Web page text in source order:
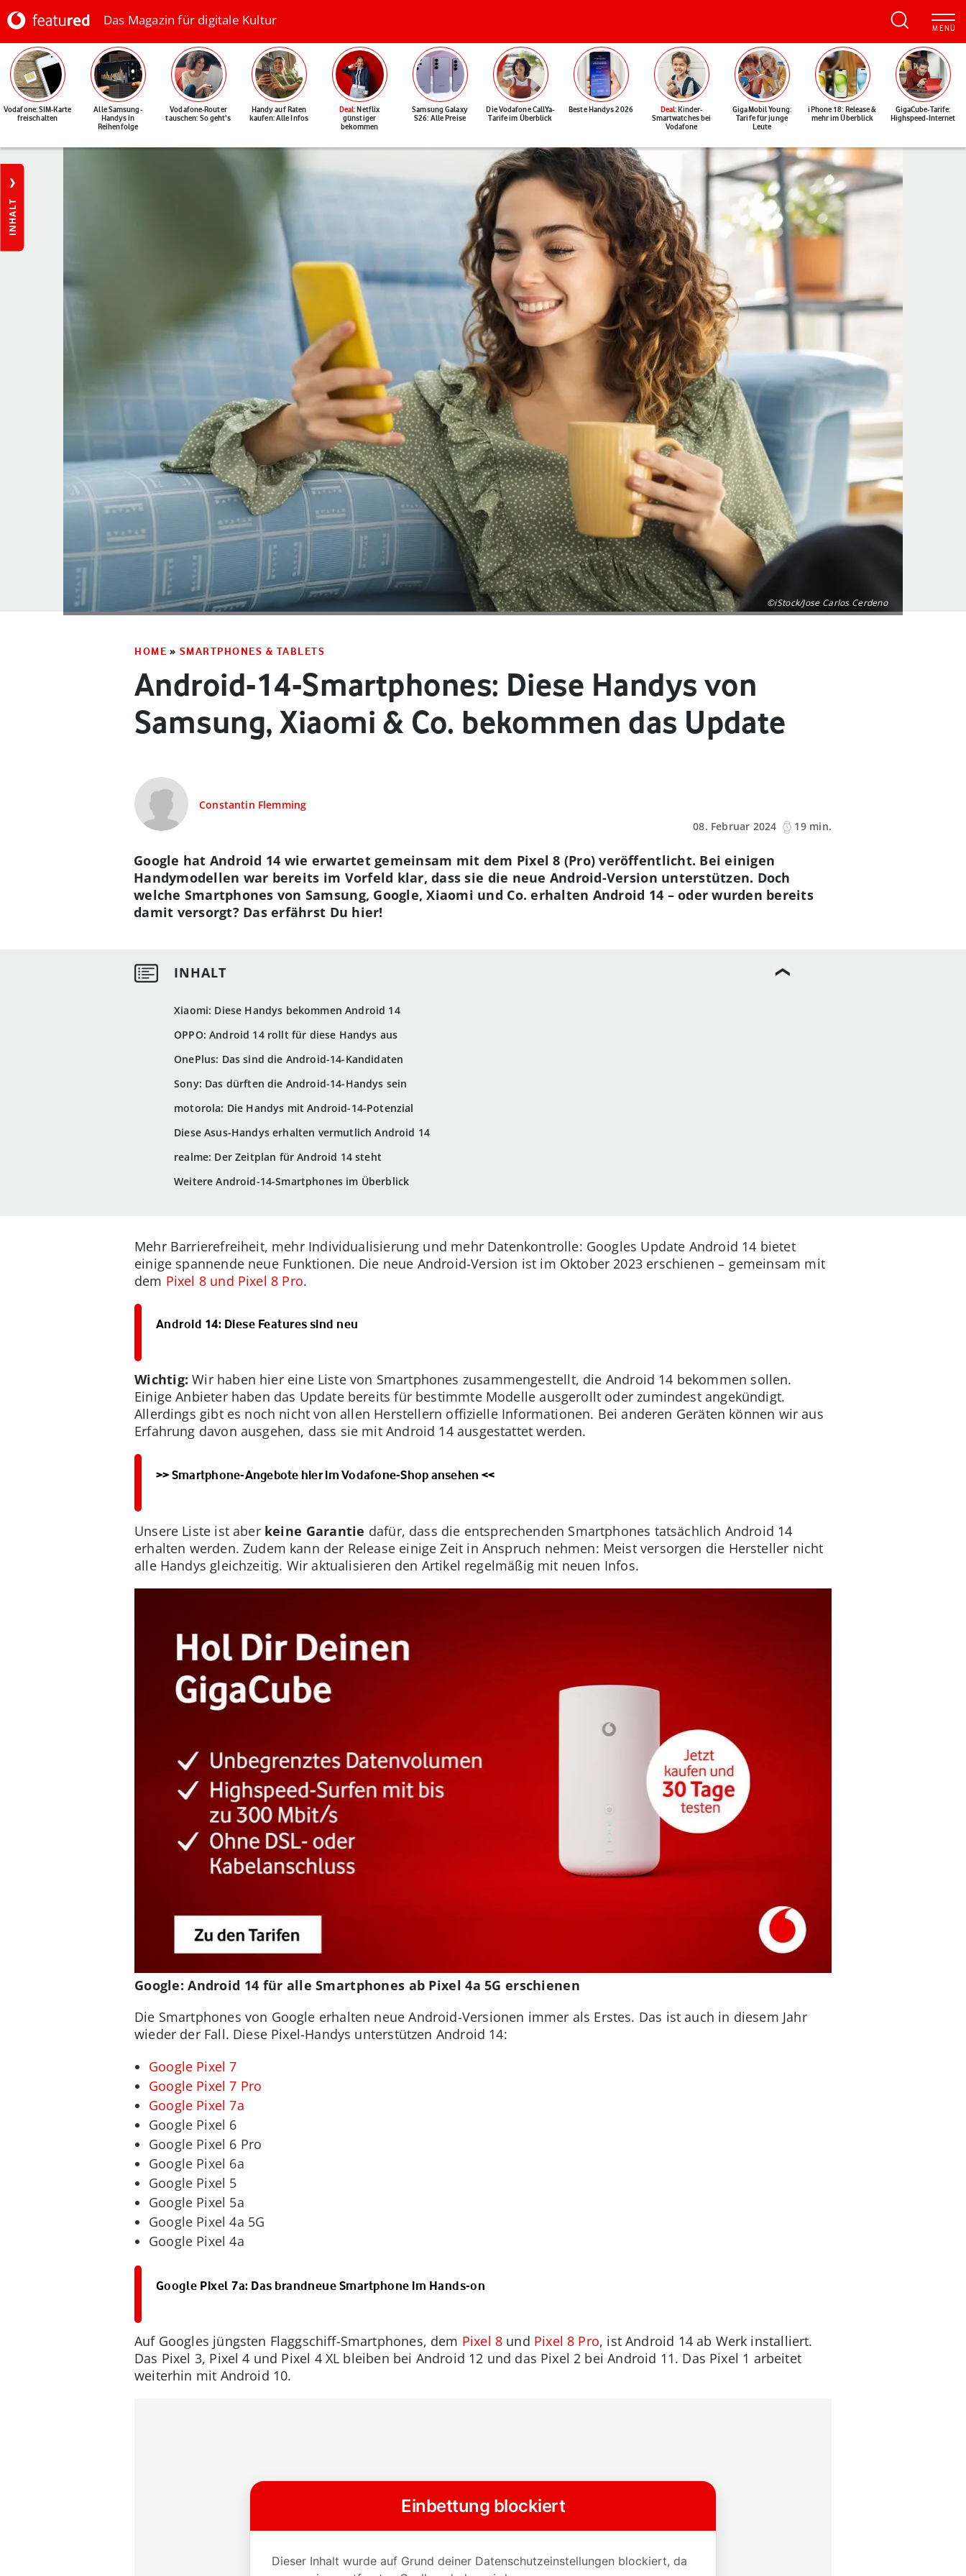
Das Magazin für digitale Kultur
Vodafone: SIM-Karte
freischalten
Alle Samsung-
Handys in
Reihenfolge
Vodafone-Router
tauschen: So geht's
Handy auf Raten
kaufen: Alle Infos
Deal: Netflix
günstiger
bekommen
Samsung Galaxy
S26: Alle Preise
Die Vodafone CallYa-
Tarife im Überblick
Beste Handys 2026 Deal: Kinder-
Smartwatches bei
Vodafone
GigaMobil Young:
Tarife für junge
Leute
iPhone 18: Release &
mehr im Überblick
GigaCube-Tarife:
Highspeed-Internet
INHALT
©iStock/Jose Carlos Cerdeno
HOME » SMARTPHONES & TABLETS
Android-14-Smartphones: Diese Handys von
Samsung, Xiaomi & Co. bekommen das Update
Constantin Flemming
08. Februar 2024
19 min.
Xiaomi: Diese Handys bekommen Android 14
OPPO: Android 14 rollt für diese Handys aus
OnePlus: Das sind die Android-14-Kandidaten
Sony: Das dürften die Android-14-Handys sein
motorola: Die Handys mit Android-14-Potenzial
Diese Asus-Handys erhalten vermutlich Android 14
realme: Der Zeitplan für Android 14 steht
Weitere Android-14-Smartphones im Überblick
Google hat Android 14 wie erwartet gemeinsam mit dem Pixel 8 (Pro) veröffentlicht. Bei einigen
Handymodellen war bereits im Vorfeld klar, dass sie die neue Android-Version unterstützen. Doch
welche Smartphones von Samsung, Google, Xiaomi und Co. erhalten Android 14 – oder wurden bereits
damit versorgt? Das erfährst Du hier!
Mehr Barrierefreiheit, mehr Individualisierung und mehr Datenkontrolle: Googles Update Android 14 bietet
einige spannende neue Funktionen. Die neue Android-Version ist im Oktober 2023 erschienen – gemeinsam mit
dem Pixel 8 und Pixel 8 Pro.
Android 14: Diese Features sind neu
Wichtig: Wir haben hier eine Liste von Smartphones zusammengestellt, die Android 14 bekommen sollen.
Einige Anbieter haben das Update bereits für bestimmte Modelle ausgerollt oder zumindest angekündigt.
Allerdings gibt es noch nicht von allen Herstellern offizielle Informationen. Bei anderen Geräten können wir aus
Erfahrung davon ausgehen, dass sie mit Android 14 ausgestattet werden.
>> Smartphone-Angebote hier im Vodafone-Shop ansehen <<
Unsere Liste ist aber keine Garantie dafür, dass die entsprechenden Smartphones tatsächlich Android 14
erhalten werden. Zudem kann der Release einige Zeit in Anspruch nehmen: Meist versorgen die Hersteller nicht
alle Handys gleichzeitig. Wir aktualisieren den Artikel regelmäßig mit neuen Infos.
Google: Android 14 für alle Smartphones ab Pixel 4a 5G erschienen
Die Smartphones von Google erhalten neue Android-Versionen immer als Erstes. Das ist auch in diesem Jahr
wieder der Fall. Diese Pixel-Handys unterstützen Android 14:
Google Pixel 7
Google Pixel 7 Pro
Google Pixel 7a
Google Pixel 6
Google Pixel 6 Pro
Google Pixel 6a
Google Pixel 5
Google Pixel 5a
Google Pixel 4a 5G
Google Pixel 4a
Google Pixel 7a: Das brandneue Smartphone im Hands-on
Auf Googles jüngsten Flaggschiff-Smartphones, dem Pixel 8 und Pixel 8 Pro, ist Android 14 ab Werk installiert.
Das Pixel 3, Pixel 4 und Pixel 4 XL bleiben bei Android 12 und das Pixel 2 bei Android 11. Das Pixel 1 arbeitet
weiterhin mit Android 10.